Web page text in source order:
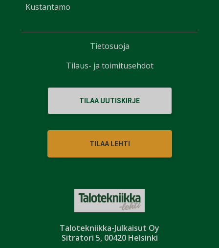
Talotekniikka-Julkaisut Oy
Sitratori 5, 00420 Helsinki
Kustantamo
TILAA UUTISKIRJE
TILAA LEHTI
Tietosuoja
Tilaus- ja toimitusehdot